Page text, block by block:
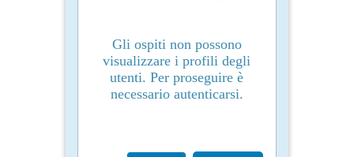
Gli ospiti non possono
visualizzare i profili degli
utenti. Per proseguire è
necessario autenticarsi.